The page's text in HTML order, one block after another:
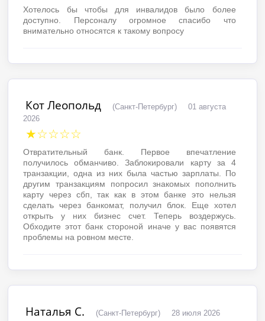
Хотелось бы чтобы для инвалидов было более
доступно. Персоналу огромное спасибо что
внимательно относятся к такому вопросу
Кот Леопольд (Санкт-Петербург)
01 августа
2026
★☆☆☆☆
Отвратительный банк. Первое впечатление
получилось обманчиво. Заблокировали карту за 4
транзакции, одна из них была частью зарплаты. По
другим транзакциям попросил знакомых пополнить
карту через сбп, так как в этом банке это нельзя
сделать через банкомат, получил блок. Еще хотел
открыть у них бизнес счет. Теперь воздержусь.
Обходите этот банк стороной иначе у вас появятся
проблемы на ровном месте.
Наталья С. (Санкт-Петербург) 28 июля 2026